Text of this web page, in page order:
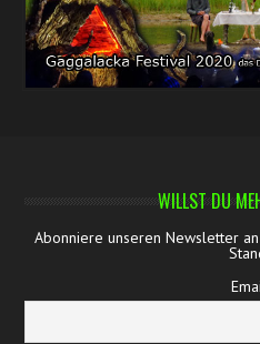
WILLST DU
Abonniere unseren Newsletter